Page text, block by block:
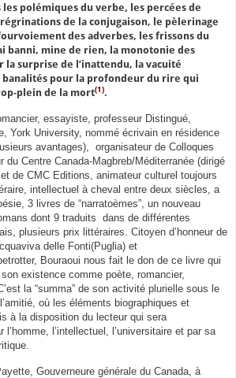
les polémiques du verbe, les percées de
de la conjugaison, le pèlerinage
des adverbes, les frissons du
banni, mine de rien, la monotonie des
surprise de l’inattendu, la vacuité
pour la profondeur du rire qui
plein de la mort(1).
essayiste, professeur Distingué,
York University, nommé écrivain en résidence
avantages), organisateur de Colloques
du Centre Canada-Magbreb/Méditerranée (dirigé
de CMC Editions, animateur culturel toujours
intellectuel à cheval entre deux siècles, a
3 livres de “narratoèmes”, un nouveau
dont 9 traduits dans de différentes
plusieurs prix littéraires. Citoyen d’honneur de
delle Fonti(Puglia) et
Bouraoui nous fait le don de ce livre qui
existence comme poète, romancier,
la “summa” de son activité plurielle sous le
où les éléments biographiques et
à la disposition du lecteur qui sera
l’homme, l’intellectuel, l’universitaire et par sa
Gouverneure générale du Canada, à